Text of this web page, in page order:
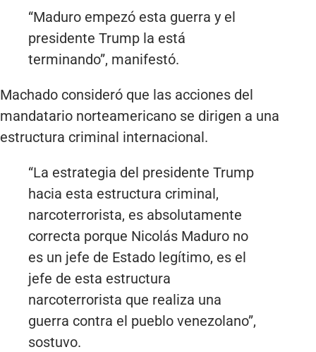
“Maduro empezó esta guerra y el
presidente Trump la está
terminando”, manifestó.
Machado consideró que las acciones del
mandatario norteamericano se dirigen a una
estructura criminal internacional.
“La estrategia del presidente Trump
hacia esta estructura criminal,
narcoterrorista, es absolutamente
correcta porque Nicolás Maduro no
es un jefe de Estado legítimo, es el
jefe de esta estructura
narcoterrorista que realiza una
guerra contra el pueblo venezolano”,
sostuvo.